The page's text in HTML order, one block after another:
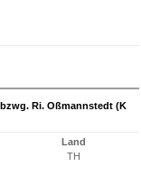
Ri. Oßmannstedt (K
Land
TH